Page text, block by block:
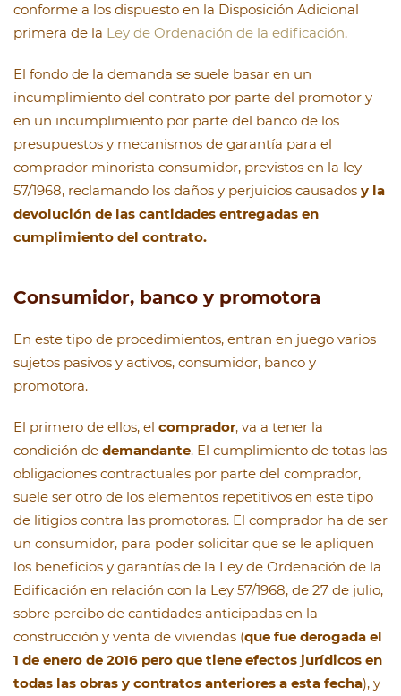
conforme a los dispuesto en la Disposición Adicional
primera de la Ley de Ordenación de la edificación.
El fondo de la demanda se suele basar en un
incumplimiento del contrato por parte del promotor y
en un incumplimiento por parte del banco de los
presupuestos y mecanismos de garantía para el
comprador minorista consumidor, previstos en la ley
57/1968, reclamando los daños y perjuicios causados y la
devolución de las cantidades entregadas en
cumplimiento del contrato.
Consumidor, banco y promotora
En este tipo de procedimientos, entran en juego varios
sujetos pasivos y activos, consumidor, banco y
promotora.
El primero de ellos, el comprador, va a tener la
condición de demandante. El cumplimiento de totas las
obligaciones contractuales por parte del comprador,
suele ser otro de los elementos repetitivos en este tipo
de litigios contra las promotoras. El comprador ha de ser
un consumidor, para poder solicitar que se le apliquen
los beneficios y garantías de la Ley de Ordenación de la
Edificación en relación con la Ley 57/1968, de 27 de julio,
sobre percibo de cantidades anticipadas en la
construcción y venta de viviendas (que fue derogada el
1 de enero de 2016 pero que tiene efectos jurídicos en
todas las obras y contratos anteriores a esta fecha), y